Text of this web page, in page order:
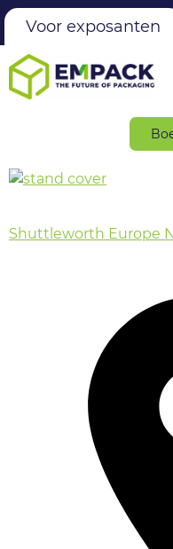
Voor exposanten
Shuttleworth Europe